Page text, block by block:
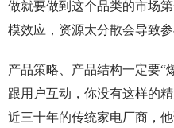
做就要做到这个品类的市场
模效应，资源太分散会导致参
产品策略、产品结构一定要“
跟用户互动，你没有这样的
近三十年的传统家电厂商，